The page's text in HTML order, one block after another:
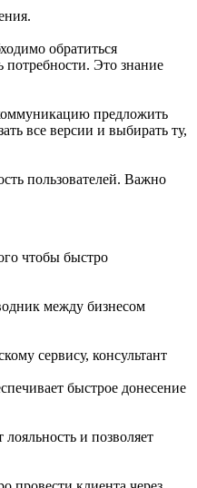
обратиться
потребности. Это знание
предложить
все версии и выбирать ту,
пользователей. Важно
чтобы быстро
между бизнесом
сервису, консультант
быстрое донесение
и позволяет